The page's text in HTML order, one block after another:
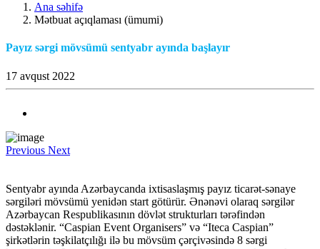
Ana səhifə
Mətbuat açıqlaması (ümumi)
Payız sərgi mövsümü sentyabr ayında başlayır
17 avqust 2022
Previous Next
Sentyabr ayında Azərbaycanda ixtisaslaşmış payız ticarət-sənaye
sərgiləri mövsümü yenidən start götürür. Ənənəvi olaraq sərgilər
Azərbaycan Respublikasının dövlət strukturları tərəfindən
dəstəklənir. “Caspian Event Organisers” və “Iteca Caspian”
şirkətlərin təşkilatçılığı ilə bu mövsüm çərçivəsində 8 sərgi